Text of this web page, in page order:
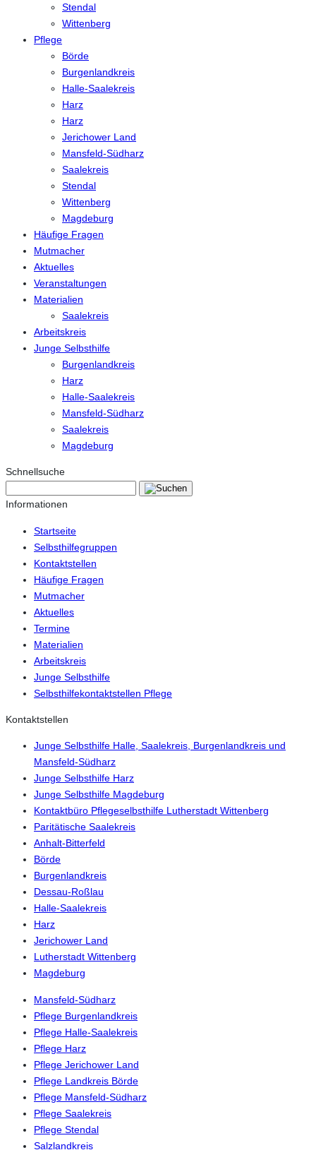
Stendal
Wittenberg
Pflege
Börde
Burgenlandkreis
Halle-Saalekreis
Harz
Harz
Jerichower Land
Mansfeld-Südharz
Saalekreis
Stendal
Wittenberg
Magdeburg
Häufige Fragen
Mutmacher
Aktuelles
Veranstaltungen
Materialien
Saalekreis
Arbeitskreis
Junge Selbsthilfe
Burgenlandkreis
Harz
Halle-Saalekreis
Mansfeld-Südharz
Saalekreis
Magdeburg
Schnellsuche
Informationen
Startseite
Selbsthilfegruppen
Kontaktstellen
Häufige Fragen
Mutmacher
Aktuelles
Termine
Materialien
Arbeitskreis
Junge Selbsthilfe
Selbsthilfekontaktstellen Pflege
Kontaktstellen
Junge Selbsthilfe Halle, Saalekreis, Burgenlandkreis und
Mansfeld-Südharz
Junge Selbsthilfe Harz
Junge Selbsthilfe Magdeburg
Kontaktbüro Pflegeselbsthilfe Lutherstadt Wittenberg
Paritätische Saalekreis
Anhalt-Bitterfeld
Börde
Burgenlandkreis
Dessau-Roßlau
Halle-Saalekreis
Harz
Jerichower Land
Lutherstadt Wittenberg
Magdeburg
Mansfeld-Südharz
Pflege Burgenlandkreis
Pflege Halle-Saalekreis
Pflege Harz
Pflege Jerichower Land
Pflege Landkreis Börde
Pflege Mansfeld-Südharz
Pflege Saalekreis
Pflege Stendal
Salzlandkreis